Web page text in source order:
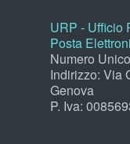
URP - Ufficio
Posta
Numero
Indirizzo: Via
Genova
P. Iva: